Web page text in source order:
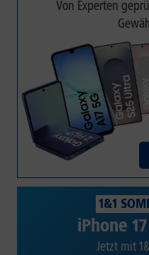
Von Experten
1&1
iPhone
Jetzt mit